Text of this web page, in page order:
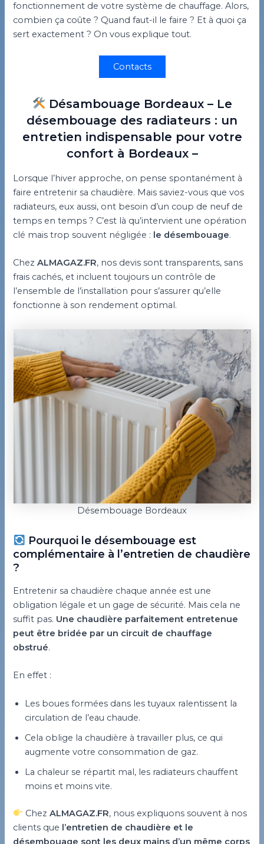
fonctionnement de votre système de chauffage. Alors,
combien ça coûte ? Quand faut-il le faire ? Et à quoi ça
sert exactement ? On vous explique tout.
Contacts
Désambouage Bordeaux – Le
désembouage des radiateurs : un
entretien indispensable pour votre
confort à Bordeaux –
Lorsque l’hiver approche, on pense spontanément à
faire entretenir sa chaudière. Mais saviez-vous que vos
radiateurs, eux aussi, ont besoin d’un coup de neuf de
temps en temps ? C’est là qu’intervient une opération
clé mais trop souvent négligée : le désembouage.
ChezALMAGAZ.FR, nos devis sont transparents, sans
frais cachés, et incluent toujours un contrôle de
l’ensemble de l’installation pour s’assurer qu’elle
fonctionne à son rendement optimal.
Désembouage Bordeaux
Pourquoi le désembouage est
complémentaire à l’entretien de chaudière
?
Entretenir sa chaudière chaque année est une
obligation légale et un gage de sécurité. Mais cela ne
suffit pas. Une chaudière parfaitement entretenue
peut être bridée par un circuit de chauffage
obstrué.
En effet :
Les boues formées dans les tuyaux ralentissent la
circulation de l’eau chaude.
Cela oblige la chaudière à travailler plus, ce qui
augmente votre consommation de gaz.
La chaleur se répartit mal, les radiateurs chauffent
moins et moins vite.
ChezALMAGAZ.FR, nous expliquons souvent à nos
clients que l’entretien de chaudière et le
désembouage sont les deux mains d’un même corps